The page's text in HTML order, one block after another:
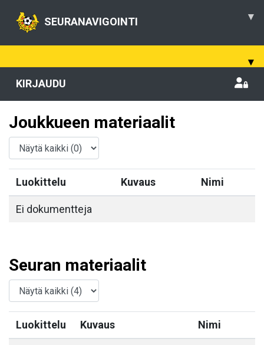
SEURANAVIGOINTI ▾
▾
KIRJAUDU
Joukkueen materiaalit
Luokittelu Kuvaus Nimi
Ei dokumentteja
Seuran materiaalit
Luokittelu Kuvaus Nimi